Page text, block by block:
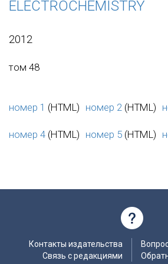
ELECTROCHEMISTRY
2012
том 48
номер 1 (HTML) номер 2 (HTML)
номер 4 (HTML) номер 5 (HTML)
Контакты издательства
Связь с редакциями